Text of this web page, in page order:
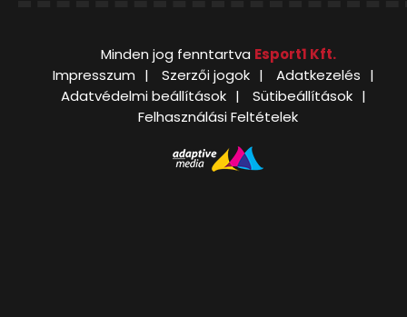
Minden jog fenntartva Esport1 Kft.
Impresszum
Szerzői jogok
Adatkezelés
Adatvédelmi beállítások
Sütibeállítások
Felhasználási Feltételek